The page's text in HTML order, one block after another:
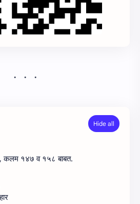
१४७ व १५८ बाबत.